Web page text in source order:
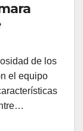
de los
el equipo